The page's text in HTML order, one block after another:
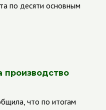
по десяти основным
производство
что по итогам